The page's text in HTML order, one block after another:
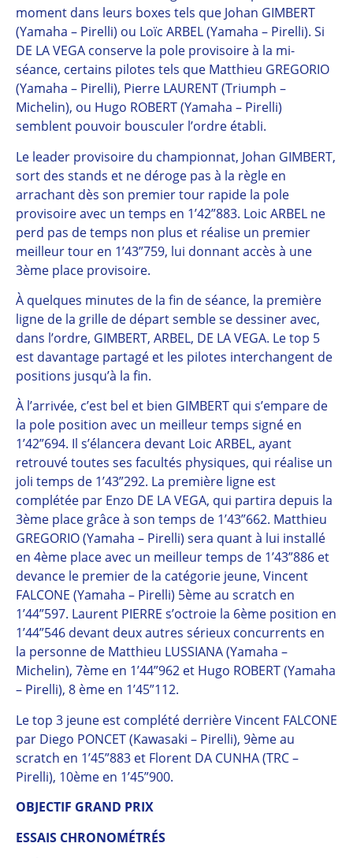
moment dans leurs boxes tels que Johan GIMBERT
(Yamaha – Pirelli) ou Loïc ARBEL (Yamaha – Pirelli). Si
DE LA VEGA conserve la pole provisoire à la mi-
séance, certains pilotes tels que Matthieu GREGORIO
(Yamaha – Pirelli), Pierre LAURENT (Triumph –
Michelin), ou Hugo ROBERT (Yamaha – Pirelli)
semblent pouvoir bousculer l’ordre établi.
Le leader provisoire du championnat, Johan GIMBERT,
sort des stands et ne déroge pas à la règle en
arrachant dès son premier tour rapide la pole
provisoire avec un temps en 1’42”883. Loic ARBEL ne
perd pas de temps non plus et réalise un premier
meilleur tour en 1’43”759, lui donnant accès à une
3ème place provisoire.
À quelques minutes de la fin de séance, la première
ligne de la grille de départ semble se dessiner avec,
dans l’ordre, GIMBERT, ARBEL, DE LA VEGA. Le top 5
est davantage partagé et les pilotes interchangent de
positions jusqu’à la fin.
À l’arrivée, c’est bel et bien GIMBERT qui s’empare de
la pole position avec un meilleur temps signé en
1’42”694. Il s’élancera devant Loic ARBEL, ayant
retrouvé toutes ses facultés physiques, qui réalise un
joli temps de 1’43”292. La première ligne est
complétée par Enzo DE LA VEGA, qui partira depuis la
3ème place grâce à son temps de 1’43”662. Matthieu
GREGORIO (Yamaha – Pirelli) sera quant à lui installé
en 4ème place avec un meilleur temps de 1’43”886 et
devance le premier de la catégorie jeune, Vincent
FALCONE (Yamaha – Pirelli) 5ème au scratch en
1’44”597. Laurent PIERRE s’octroie la 6ème position en
1’44”546 devant deux autres sérieux concurrents en
la personne de Matthieu LUSSIANA (Yamaha –
Michelin), 7ème en 1’44”962 et Hugo ROBERT (Yamaha
– Pirelli), 8 ème en 1’45”112.
Le top 3 jeune est complété derrière Vincent FALCONE
par Diego PONCET (Kawasaki – Pirelli), 9ème au
scratch en 1’45”883 et Florent DA CUNHA (TRC –
Pirelli), 10ème en 1’45”900.
OBJECTIF GRAND PRIX
ESSAIS CHRONOMÉTRÉS